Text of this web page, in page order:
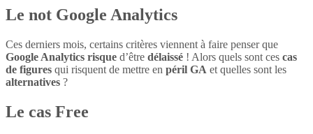
Le not Google Analytics
Ces derniers mois, certains critères viennent à faire penser que
Google Analytics risque d’être délaissé ! Alors quels sont ces cas
de figures qui risquent de mettre en péril GA et quelles sont les
alternatives ?
Le cas Free